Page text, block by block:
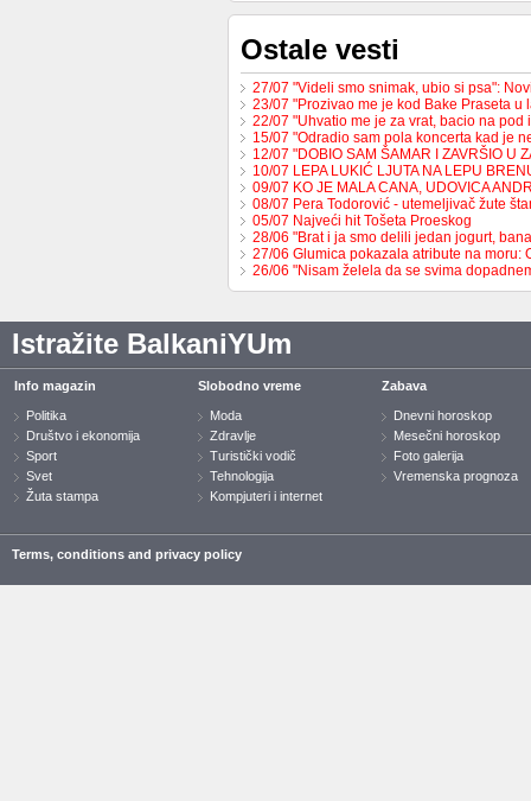
Ostale vesti
27/07 "Videli smo snimak, ubio si psa":
23/07 "Prozivao me je kod Bake Praseta
22/07 "Uhvatio me je za vrat, bacio na
15/07 "Odradio sam pola koncerta kad je
12/07 "DOBIO SAM ŠAMAR I ZAVRŠIO U
10/07 LEPA LUKIĆ LJUTA NA LEPU
09/07 KO JE MALA CANA, UDOVICA
08/07 Pera Todorović - utemeljivač žute
05/07 Najveći hit Tošeta Proeskog
28/06 "Brat i ja smo delili jedan jogurt,
27/06 Glumica pokazala atribute na moru:
26/06 "Nisam želela da se svima
Istražite BalkaniYUm
Info magazin
Politika
Društvo i ekonomija
Sport
Svet
Žuta stampa
Slobodno vreme
Moda
Zdravlje
Turistički vodič
Tehnologija
Kompjuteri i internet
Zabava
Dnevni horoskop
Mesečni horoskop
Foto galerija
Vremenska prognoza
Terms, conditions and privacy policy